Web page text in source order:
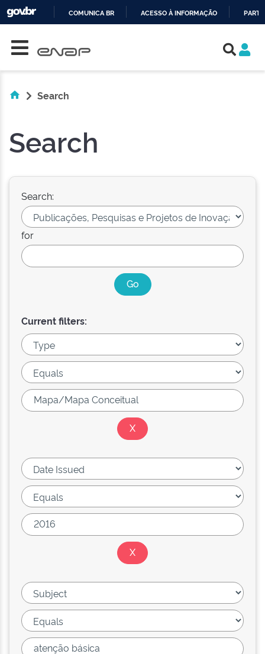
COMUNICA BR ACESSO À INFORMAÇÃO
Search
Search
Search:
for
Current filters: